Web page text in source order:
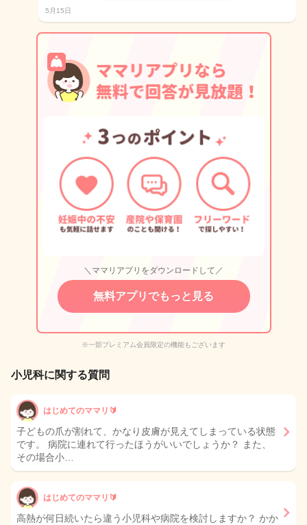
5月15日
＼ママリアプリをダウンロードして／
無料アプリでもっと見る
※一部プレミアム会員限定の機能もございます
小児科に関する質問
はじめてのママリ🔰
子どもの爪が割れて、かなり皮膚が見えてしまっている状態
です。 病院に連れて行ったほうがいいでしょうか？ また、
その場合小…
はじめてのママリ🔰
高熱が何日続いたら違う小児科や病院を検討しますか？ かか